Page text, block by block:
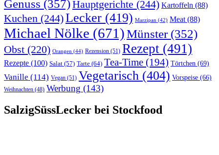
Genuss (357)Hauptgerichte (244) Kartoffeln (88)
Kuchen (244)Lecker (419) Marzipan (42) Meat (88)
Michael Nölke (671)Münster(352)
Obst (220) Orangen (44) Rezension (51) Rezept (491)
Rezepte (100) Salat (57) Tarte (64) Tea-Time (194) Törtchen (69)
Vanille (114) Vegan (51) Vegetarisch (404) Vorspeise (66)
Weihnachten (48) Werbung (143)
SalzigSüssLecker bei Stockfood